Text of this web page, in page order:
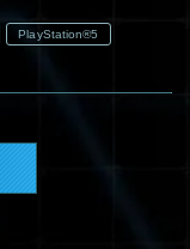
PlayStation®5